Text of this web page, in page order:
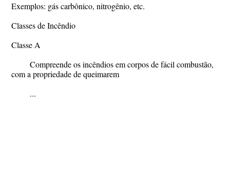
Exemplos: gás carbônico, nitrogênio, etc.
Classes de Incêndio
Classe A
Compreende os incêndios em corpos de fácil combustão,
com a propriedade de queimarem
...